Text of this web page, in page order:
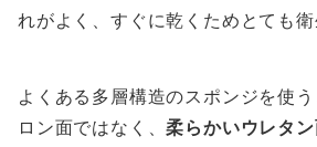
れがよく、すぐに乾くためとても
よくある多層構造のスポンジを使
ロン面ではなく、柔らかいウレタ